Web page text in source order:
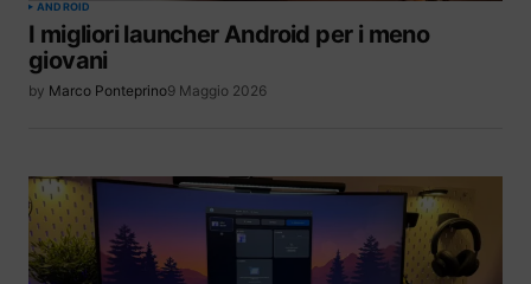
ANDROID
I migliori launcher Android per i meno
giovani
by Marco Ponteprino9 Maggio 2026